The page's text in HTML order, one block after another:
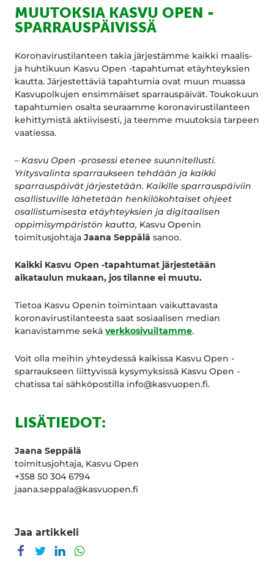
MUUTOKSIA KASVU OPEN -
SPARRAUSPÄIVISSÄ
Koronavirustilanteen takia järjestämme kaikki maalis-
ja huhtikuun Kasvu Open -tapahtumat etäyhteyksien
kautta. Järjestettäviä tapahtumia ovat muun muassa
Kasvupolkujen ensimmäiset sparrauspäivät. Toukokuun
tapahtumien osalta seuraamme koronavirustilanteen
kehittymistä aktiivisesti, ja teemme muutoksia tarpeen
vaatiessa.
– Kasvu Open -prosessi etenee suunnitellusti.
Yritysvalinta sparraukseen tehdään ja kaikki
sparrauspäivät järjestetään. Kaikille sparrauspäiviin
osallistuville lähetetään henkilökohtaiset ohjeet
osallistumisesta etäyhteyksien ja digitaalisen
oppimisympäristön kautta, Kasvu Openin
toimitusjohtaja Jaana Seppälä sanoo.
Kaikki Kasvu Open -tapahtumat järjestetään
aikataulun mukaan, jos tilanne ei muutu.
Tietoa Kasvu Openin toimintaan vaikuttavasta
koronavirustilanteesta saat sosiaalisen median
kanavistamme sekä verkkosivuiltamme.
Voit olla meihin yhteydessä kaikissa Kasvu Open -
sparraukseen liittyvissä kysymyksissä Kasvu Open -
chatissa tai sähköpostilla info@kasvuopen.fi.
LISÄTIEDOT:
Jaana Seppälä
toimitusjohtaja, Kasvu Open
+358 50 304 6794
jaana.seppala@kasvuopen.fi
Jaa artikkeli
Jaa Facebookissa
Jaa TwitterissäJaa LinkedInissä